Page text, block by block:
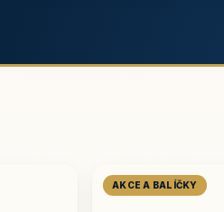
AKCE A BALÍČKY